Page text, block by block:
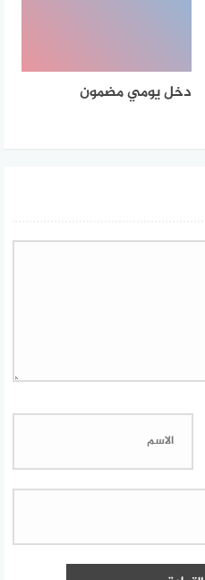
دخل يومي مضمون